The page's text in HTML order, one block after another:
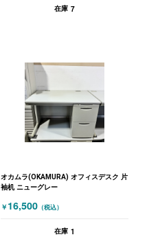
在庫 7
オカムラ(OKAMURA) オフィスデスク 片
袖机 ニューグレー
￥ 16,500 （税込）
在庫 1